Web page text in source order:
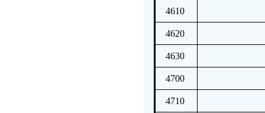
4610
4620
4630
4700
4710